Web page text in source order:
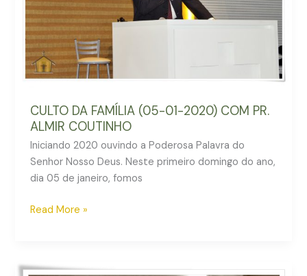
CULTO DA FAMÍLIA (05-01-2020) COM PR.
ALMIR COUTINHO
Iniciando 2020 ouvindo a Poderosa Palavra do
Senhor Nosso Deus. Neste primeiro domingo do ano,
dia 05 de janeiro, fomos
COM
PR.
ALMIR
COUTINHO
Read More »
CULTO